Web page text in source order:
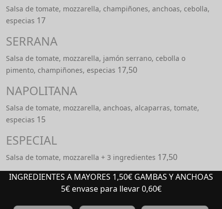
Salsa de tomate, mozzarella, champiñones, anchoas, cebolla,
especias 17
SERRANA
Salsa de tomate, mozzarella, jamón serrano, cebolla o
pimento, champiñones, especias 17,50
NAPOLITANA
Salsa de tomate, mozzarella, anchoas, alcaparras, tomate,
especias 15
ESPECIAL
Salsa de tomate, mozzarella + 3 ingredientes 17,50
INGREDIENTES A MAYORES 1,50€ GAMBAS Y ANCHOAS
5€ envase para llevar 0,60€